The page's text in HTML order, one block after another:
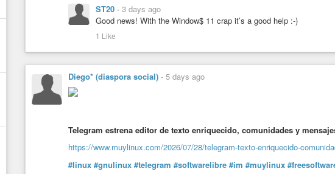
ST20 - 3 days ago
Good news! With the Window$ 11 crap it’s a good help :-)
1 Like
Diego* (diaspora social) - 5 days ago
Telegram estrena editor de texto enriquecido, comunidades y
https://www.muylinux.com/2026/07/28/telegram-texto-enriquecido-
#linux #gnulinux #telegram #softwarelibre #im #muylinux